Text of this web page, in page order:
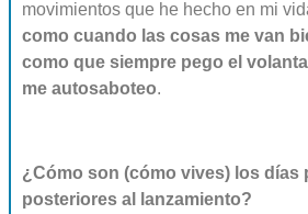
movimientos que he hecho en mi
como cuando las cosas me van
como que siempre pego el
me autosaboteo.
¿Cómo son (cómo vives) los días
posteriores al lanzamiento?